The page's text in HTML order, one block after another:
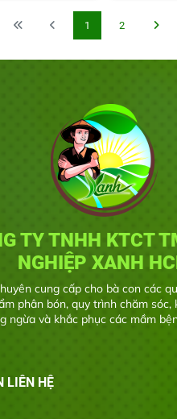
lớn nhanh,
đều và
đều.
củ, trái tối
sức đề
tăng
chịu thời
bất lợi, hạn
thời gian
trái.
1 2
TY TNHH KTCT
NGHIỆP XANH
cung cấp cho bà con các
phân bón, quy trình chăm
ngừa và khắc phục các mầm
LIÊN HỆ